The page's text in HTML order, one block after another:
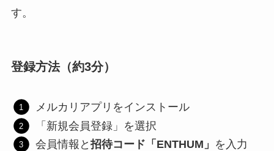
す。
登録方法（約3分）
メルカリアプリをインストール
「新規会員登録」を選択
会員情報と招待コード「ENTHUM」 を入力